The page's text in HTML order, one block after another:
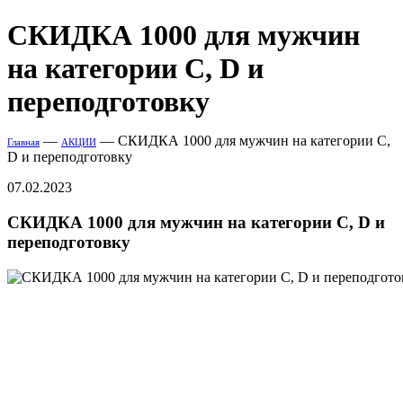
СКИДКА 1000 для мужчин
на категории C, D и
переподготовку
Главная — АКЦИИ — СКИДКА 1000 для мужчин на категории C,
D и переподготовку
07.02.2023
СКИДКА 1000 для мужчин на категории C, D и
переподготовку